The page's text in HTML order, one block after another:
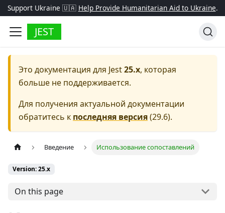
Support Ukraine 🇺🇦 Help Provide Humanitarian Aid to Ukraine.
JEST
Это документация для Jest25.x, которая
больше не поддерживается.
Для получения актуальной документации
обратитесь к последняя версия(29.6).
Введение Использование сопоставлений
Version: 25.x
On this page